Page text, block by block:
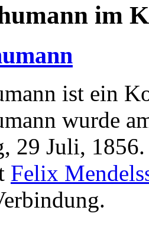
im
ist ein
wurde
29 Juli,
Felix